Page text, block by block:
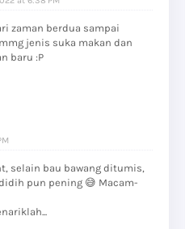
zaman berdua sampai
jenis suka makan dan
baru :P
selain bau bawang ditumis,
pun pening 😅 Macam-